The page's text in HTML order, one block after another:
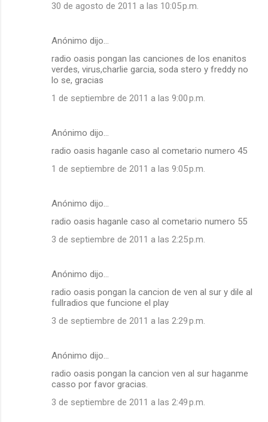
30 de agosto de 2011 a las 10:05 p.m.
Anónimo dijo…
radio oasis pongan las canciones de los enanitos
verdes, virus,charlie garcia, soda stero y freddy no
lo se, gracias
1 de septiembre de 2011 a las 9:00 p.m.
Anónimo dijo…
radio oasis haganle caso al cometario numero 45
1 de septiembre de 2011 a las 9:05 p.m.
Anónimo dijo…
radio oasis haganle caso al cometario numero 55
3 de septiembre de 2011 a las 2:25 p.m.
Anónimo dijo…
radio oasis pongan la cancion de ven al sur y dile al
fullradios que funcione el play
3 de septiembre de 2011 a las 2:29 p.m.
Anónimo dijo…
radio oasis pongan la cancion ven al sur haganme
casso por favor gracias.
3 de septiembre de 2011 a las 2:49 p.m.